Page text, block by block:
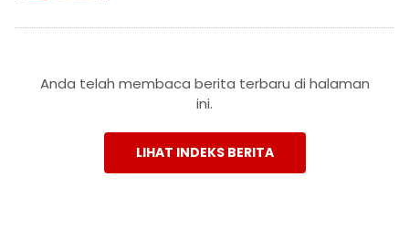
Anda telah membaca berita terbaru di halaman
ini.
LIHAT INDEKS BERITA